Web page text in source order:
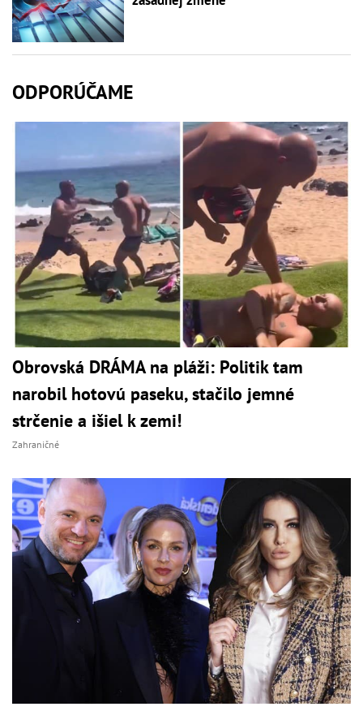
ODPORÚČAME
Obrovská DRÁMA na pláži: Politik tam
narobil hotovú paseku, stačilo jemné
strčenie a išiel k zemi!
Zahraničné